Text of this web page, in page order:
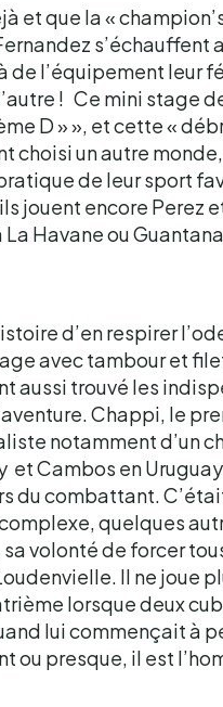
et que la «
s’échauffent
de l’équipement leur
! Ce mini stage
D » », et cette «
choisi un autre
de leur sport
jouent encore Perez
Havane ou
d’en respirer
avec tambour et
aussi trouvé les
Chappi, le
notamment d’un
Cambos en
du combattant.
quelques
volonté de forcer
Il ne joue
lorsque deux
lui commençait à
ou presque, il est